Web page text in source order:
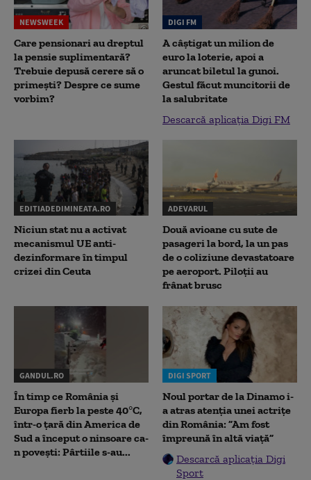
NEWSWEEK
Care pensionari au dreptul
la pensie suplimentară?
Trebuie depusă cerere să o
primești? Despre ce sume
vorbim?
DIGI FM
A câștigat un milion de
euro la loterie, apoi a
aruncat biletul la gunoi.
Gestul făcut muncitorii de
la salubritate
Descarcă aplicația Digi FM
EDITIADEDIMINEATA.RO
Niciun stat nu a activat
mecanismul UE anti-
dezinformare în timpul
crizei din Ceuta
ADEVARUL
Două avioane cu sute de
pasageri la bord, la un pas
de o coliziune devastatoare
pe aeroport. Piloții au
frânat brusc
GANDUL.RO
În timp ce România și
Europa fierb la peste 40°C,
într-o țară din America de
Sud a început o ninsoare ca-
n povești: Pârtiile s-au...
DIGI SPORT
Noul portar de la Dinamo i-
a atras atenția unei actrițe
din România: ”Am fost
împreună în altă viață”
Descarcă aplicația Digi
Sport